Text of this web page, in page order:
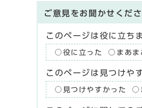
ご意見をお聞かせくだ
このページは役に立ち
役に立った まあま
このページは見つけや
見つけやすかった